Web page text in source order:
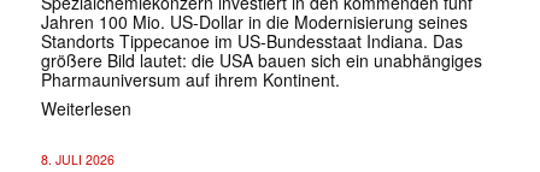
Jahren 100 Mio. US-Dollar in die Modernisierung seines
Standorts Tippecanoe im US-Bundesstaat Indiana. Das
größere Bild lautet: die USA bauen sich ein unabhängiges
Pharmauniversum auf ihrem Kontinent.
Weiterlesen
8. JULI 2026